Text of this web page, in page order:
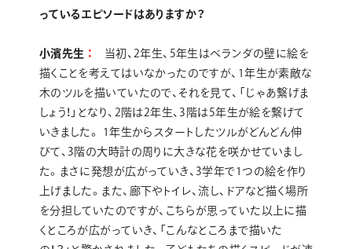
っているエピソードはありますか？
小濱先生
当初、2年生、5年生はベランダの壁に絵を
描くことを考えてはいなかったのですが、1年生が素敵な
木のツルを描いていたので、それを見て、「じゃあ繋げま
しょう！」となり、2階は2年生、3階は5年生が絵を繋げて
いきました。 1年生からスタートしたツルがどんどん伸
びて、3階の大時計の周りに大きな花を咲かせていまし
た。まさに発想が広がっていき、3学年で1つの絵を作り
上げました。また、廊下やトイレ、流し、ドアなど描く場所
を分担していたのですが、こちらが思っていた以上に描
くところが広がっていき、「こんなところまで描いた